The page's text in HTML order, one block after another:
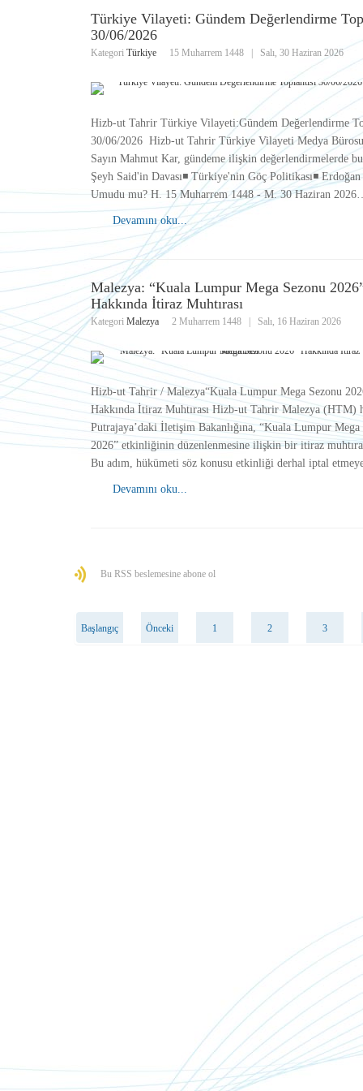
Türkiye Vilayeti: Gündem Değerlendirme
30/06/2026
Kategori Türkiye 15 Muharrem 1448 Salı, 30 Haziran 2026
Hizb-ut Tahrir Türkiye Vilayeti:Gündem Değerlendirme
30/06/2026 Hizb-ut Tahrir Türkiye Vilayeti Medya Bürosu
Sayın Mahmut Kar, gündeme ilişkin değerlendirmelerde
Şeyh Said'in Davası◾️ Türkiye'nin Göç Politikası◾️
Umudu mu? H. 15 Muharrem 1448 - M. 30 Haziran
Devamını oku...
Malezya: “Kuala Lumpur Mega Sezonu
Hakkında İtiraz Muhtırası
Kategori Malezya 2 Muharrem 1448 Salı, 16 Haziran 2026
Hizb-ut Tahrir / Malezya“Kuala Lumpur Mega Sezonu
Hakkında İtiraz Muhtırası Hizb-ut Tahrir Malezya (HTM)
Putrajaya’daki İletişim Bakanlığına, “Kuala Lumpur Mega
2026” etkinliğinin düzenlenmesine ilişkin bir itiraz
Bu adım, hükümeti söz konusu etkinliği derhal iptal
Devamını oku...
Bu RSS beslemesine abone ol
Başlangıç Önceki 1 2 3